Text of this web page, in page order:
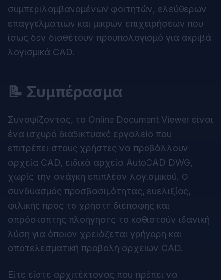
συμπεριλαμβανομένων φοιτητών, ελεύθερων
επαγγελματιών και μικρών επιχειρήσεων που
ίσως δεν διαθέτουν προϋπολογισμό για ακριβά
λογισμικά CAD.
📝 Συμπέρασμα
Συνοψίζοντας, το Online Document Viewer είναι
ένα ισχυρό διαδικτυακό εργαλείο που
επιτρέπει στους χρήστες να προβάλλουν
αρχεία CAD, ειδικά αρχεία AutoCAD DWG,
χωρίς την ανάγκη επιπλέον λογισμικού. Ο
συνδυασμός προσβασιμότητας, ευελιξίας,
φιλικής προς το χρήστη διεπαφής και
απρόσκοπτης πλοήγησης το καθιστούν ιδανική
λύση για όποιον χρειάζεται γρήγορη και
αποτελεσματική προβολή αρχείων CAD.
Είτε είστε αρχιτέκτονας που πρέπει να